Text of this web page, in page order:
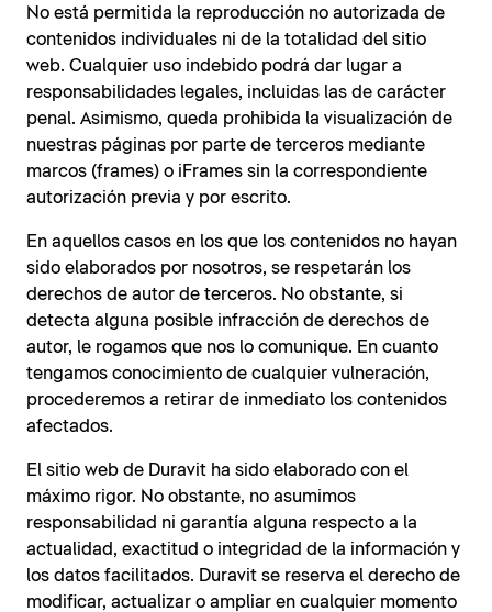
No está permitida la reproducción no autorizada de
contenidos individuales ni de la totalidad del sitio
web. Cualquier uso indebido podrá dar lugar a
responsabilidades legales, incluidas las de carácter
penal. Asimismo, queda prohibida la visualización de
nuestras páginas por parte de terceros mediante
marcos (frames) o iFrames sin la correspondiente
autorización previa y por escrito.
En aquellos casos en los que los contenidos no hayan
sido elaborados por nosotros, se respetarán los
derechos de autor de terceros. No obstante, si
detecta alguna posible infracción de derechos de
autor, le rogamos que nos lo comunique. En cuanto
tengamos conocimiento de cualquier vulneración,
procederemos a retirar de inmediato los contenidos
afectados.
El sitio web de Duravit ha sido elaborado con el
máximo rigor. No obstante, no asumimos
responsabilidad ni garantía alguna respecto a la
actualidad, exactitud o integridad de la información y
los datos facilitados. Duravit se reserva el derecho de
modificar, actualizar o ampliar en cualquier momento